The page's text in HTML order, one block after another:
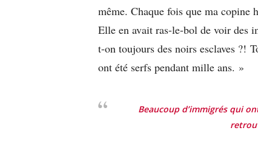
même. Chaque fois que ma copine
Elle en avait ras-le-bol de voir des
t-on toujours des noirs esclaves ?!
ont été serfs pendant mille ans. »
Beaucoup d’immigrés qui